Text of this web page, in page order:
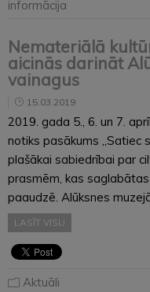
informācija
Nemateriālā
aicinās darināt
vainagus
15.03.2019
2019. gada 5., 6. un 7.
notiks pasākums „Satiec
plašākai sabiedrībai par
prasmēm, kas
paaudzē. Alūksnes muzejā
LASĪT VISU
Aktuāli